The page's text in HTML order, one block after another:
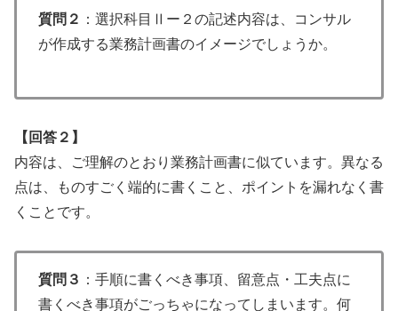
質問２ ：選択科目Ⅱー２の記述内容は、コンサル
が作成する業務計画書のイメージでしょうか。
【回答２】
内容は、ご理解のとおり業務計画書に似ています。異なる
点は、ものすごく端的に書くこと、ポイントを漏れなく書
くことです。
質問３ ：手順に書くべき事項、留意点・工夫点に
書くべき事項がごっちゃになってしまいます。何